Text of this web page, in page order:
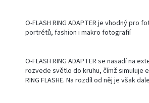
O-FLASH RING ADAPTER je vhodný pro
portrétů, fashion i makro fotografií
O-FLASH RING ADAPTER se nasadí na
rozvede světlo do kruhu, čímž simuluje
RING FLASHE. Na rozdíl od něj je však